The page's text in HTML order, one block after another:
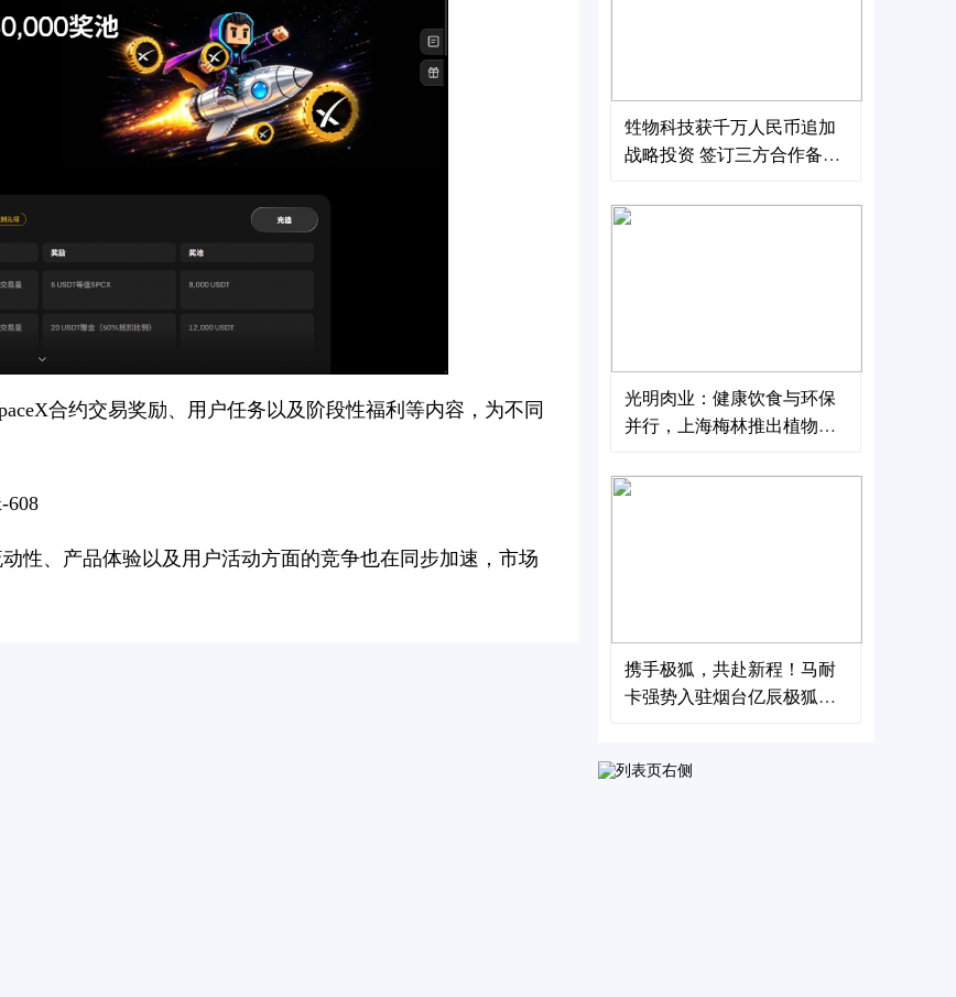
合约交易奖励、用户任务以及阶段性福利等内容，为不同
608
性、产品体验以及用户活动方面的竞争也在同步加速，市场
甡物科技获千万人民币追加
战略投资 签订三方合作备忘
海外
光明肉业：健康饮食与环保
并行，上海梅林推出植物基
携手极狐，共赴新程！马耐
卡强势入驻烟台亿辰极狐